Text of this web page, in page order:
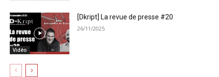
Vidéo
[Dkript] La revue de presse #20
26/11/2025